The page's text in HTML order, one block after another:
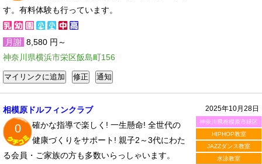
す。有料体験も行っています。
月謝 8,580 円～
神奈川県横浜市栄区飯島町156
2025年10月28日
神奈川県相模原市緑区
HIPHOP教室
JAZZダンス教室
水泳教室
相模原ドルフィンクラブ
0
確かな指導で楽しく! 一生懸命! 全世代の
健康づくりをサポート! 親子2～3代にわた
る会員・ご家族の方も多数いらっしゃいます。